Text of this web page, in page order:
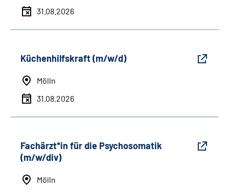
31.08.2026
Küchenhilfskraft (m/w/d)
Mölln
31.08.2026
Fachärzt*in für die Psychosomatik
(m/w/div)
Mölln